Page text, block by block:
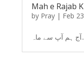
Mah e Rajab
by Pray| Feb
ماہ...